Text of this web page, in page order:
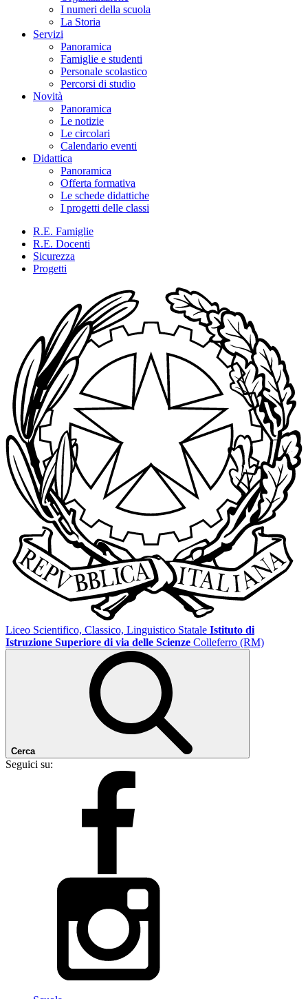
I numeri della scuola
La Storia
Servizi
Panoramica
Famiglie e studenti
Personale scolastico
Percorsi di studio
Novità
Panoramica
Le notizie
Le circolari
Calendario eventi
Didattica
Panoramica
Offerta formativa
Le schede didattiche
I progetti delle classi
R.E. Famiglie
R.E. Docenti
Sicurezza
Progetti
Liceo Scientifico, Classico, Linguistico Statale Istituto di
Istruzione Superiore di via delle Scienze Colleferro (RM)
Cerca
Seguici su: